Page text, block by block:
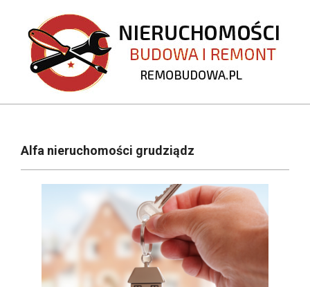
content
REMOBUDOWA.PL
NavigationAlfa nieruchomości grudziądz